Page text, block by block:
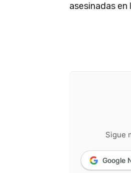
asesinadas
Sigue
Google